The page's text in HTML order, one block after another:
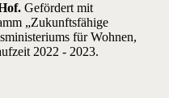
Gefördert mit
„Zukunftsfähige
für Wohnen,
2022 - 2023.